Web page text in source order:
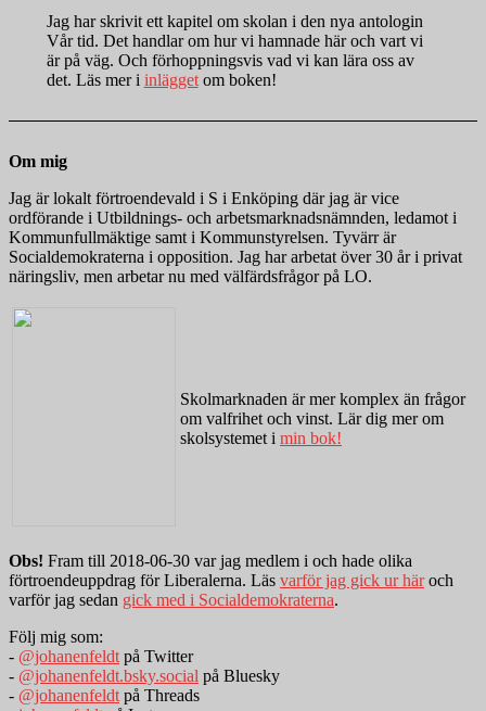
Jag har skrivit ett kapitel om skolan i den nya antologin
Vår tid. Det handlar om hur vi hamnade här och vart vi
är på väg. Och förhoppningsvis vad vi kan lära oss av
det. Läs mer i inläggetom boken!
Om mig
Jag är lokalt förtroendevald i S i Enköping där jag är vice
ordförande i Utbildnings- och arbetsmarknadsnämnden, ledamot i
Kommunfullmäktige samt i Kommunstyrelsen. Tyvärr är
Socialdemokraterna i opposition. Jag har arbetat över 30 år i privat
näringsliv, men arbetar nu med välfärdsfrågor på LO.
Skolmarknaden är mer komplex än frågor
om valfrihet och vinst. Lär dig mer om
skolsystemet i min bok!
Obs! Fram till 2018-06-30 var jag medlem i och hade olika
förtroendeuppdrag för Liberalerna. Läs varför jag gick ur häroch
varför jag sedan gick med i Socialdemokraterna.
Följ mig som:
- @johanenfeldt på Twitter
- @johanenfeldt.bsky.social på Bluesky
- @johanenfeldt på Threads